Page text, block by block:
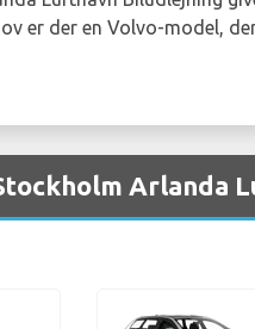
er der en Volvo-model,
Arlanda